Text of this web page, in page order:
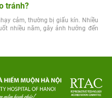
tránh?
cảm, thường bị giấu kín. Nhiều
nhiều năm, gây ảnh hưởng đến